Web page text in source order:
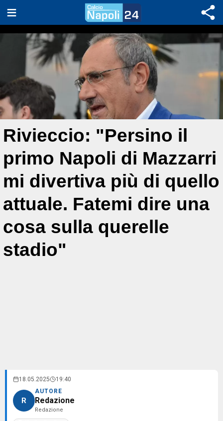
Rivieccio: "Persino il
primo Napoli di Mazzarri
mi divertiva più di quello
attuale. Fatemi dire una
cosa sulla querelle
stadio"
18.05.2025 19:40
R
AUTORE
Redazione
Redazione